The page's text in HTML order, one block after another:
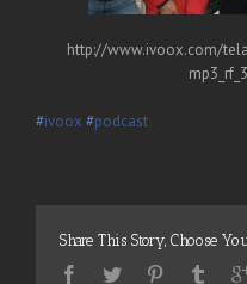
http://www.ivoox.com/
‪#‎ivoox‬ ‪#‎podcast‬
Share This Story, Choose